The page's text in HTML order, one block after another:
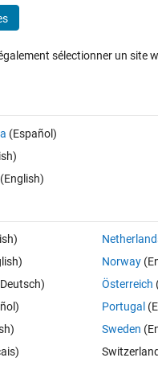
aux nouvelles carrières (EDG)
et outils commerciaux
programmes
sélectionner un site
(Español)
(English)
Norway
Österreich
Portugal
Sweden
Switzerland